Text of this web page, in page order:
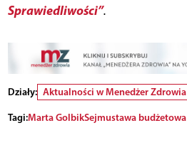
Sprawiedliwości”.
Działy: Aktualności w Menedżer Zdrowia
Tagi:Marta GolbikSejmustawa budżetowa